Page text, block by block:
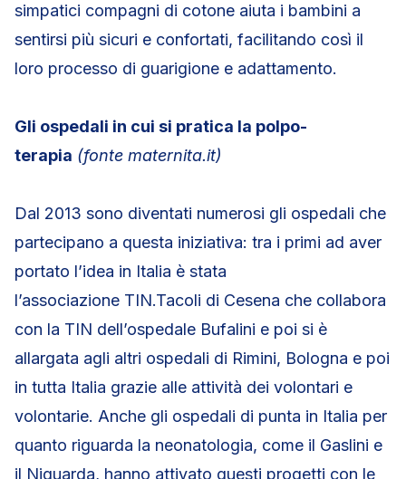
simpatici compagni di cotone aiuta i bambini a
sentirsi più sicuri e confortati, facilitando così il
loro processo di guarigione e adattamento.
Gli ospedali in cui si pratica la polpo-
terapia (fonte maternita.it)
Dal 2013 sono diventati numerosi gli ospedali che
partecipano a questa iniziativa: tra i primi ad aver
portato l’idea in Italia è stata
l’associazione TIN.Tacoli di Cesena che collabora
con la TIN dell’ospedale Bufalini e poi si è
allargata agli altri ospedali di Rimini, Bologna e poi
in tutta Italia grazie alle attività dei volontari e
volontarie. Anche gli ospedali di punta in Italia per
quanto riguarda la neonatologia, come il Gaslini e
il Niguarda, hanno attivato questi progetti con le